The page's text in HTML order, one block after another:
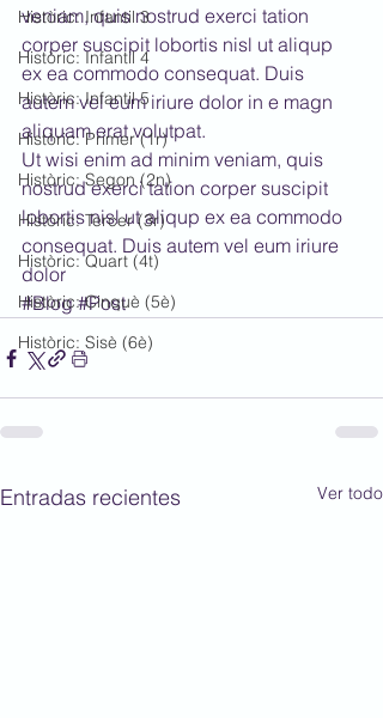
Històric: Infantil 3
Històric: Infantil 4
Històric: Infantil 5
Històric: Primer (1r)
Històric: Segon (2n)
Històric: Tercer (3r)
Històric: Quart (4t)
Històric: Cinquè (5è)
Històric: Sisè (6è)
veniam, quis nostrud exerci tation
corper suscipit lobortis nisl ut aliqup
ex ea commodo consequat. Duis
autem vel eum iriure dolor in e magn
aliquam erat volutpat.
Ut wisi enim ad minim veniam, quis
nostrud exerci tation corper suscipit
lobortis nisl ut aliqup ex ea commodo
consequat. Duis autem vel eum iriure
dolor
#Blog #Post
Entradas recientes Ver todo